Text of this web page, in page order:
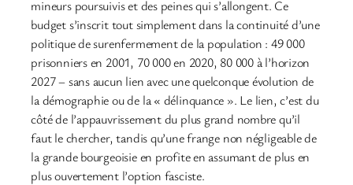
mineurs poursuivis et des peines qui s’allongent. Ce
budget s’inscrit tout simplement dans la continuité d’une
politique de surenfermement de la population : 49 000
prisonniers en 2001, 70 000 en 2020, 80 000 à l’horizon
2027 – sans aucun lien avec une quelconque évolution de
la démographie ou de la « délinquance ». Le lien, c’est du
côté de l’appauvrissement du plus grand nombre qu’il
faut le chercher, tandis qu’une frange non négligeable de
la grande bourgeoisie en profite en assumant de plus en
plus ouvertement l’option fasciste.